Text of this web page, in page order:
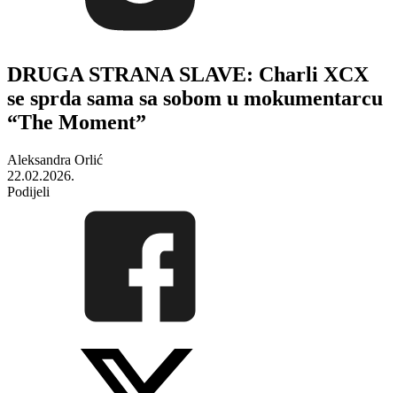
DRUGA STRANA SLAVE: Charli XCX
se sprda sama sa sobom u mokumentarcu
“The Moment”
Aleksandra Orlić
22.02.2026.
Podijeli